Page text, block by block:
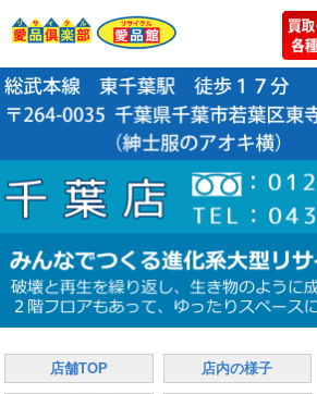
店舗TOP 店内の様子